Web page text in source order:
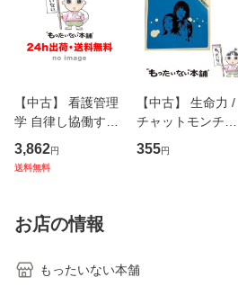
【中古】 看護管理
学 自律し協働する
専門職の看護マネ
ジメントスキル 改
恵 藤本幸三 / 南江
堂 [単行
3,862円
送料無料
【中古】 生命力 /
チャットモンチー /
キューンレコード
[CD]【メール便送
355円
お店の情報
もったいない本舗